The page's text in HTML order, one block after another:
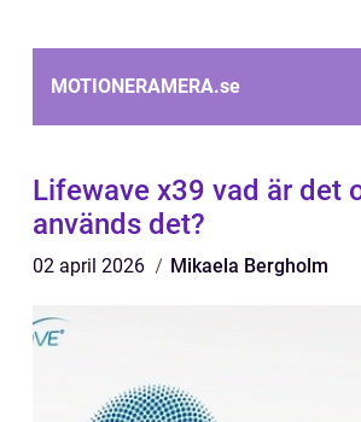
MOTIONERAMERA.se
Lifewave x39 vad är det
används det?
02 april 2026 Mikaela Bergholm